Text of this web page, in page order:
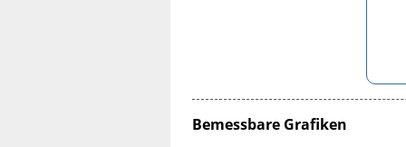
Bemessbare Grafiken